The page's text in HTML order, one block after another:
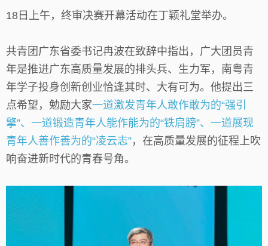
18日上午，终审决赛开幕活动在丁颖礼堂举办。
共青团广东省委书记冉波在致辞中指出，广大团员青
年是推进广东高质量发展的排头兵、生力军，南粤青
年学子投身创新创业恰逢其时、大有可为。他提出三
点希望，勉励大家一道激发青年人敢作敢为的“强引
擎”、一道锻造青年人能作能为的“铁肩膀”、一道展现
青年人善作善为的“凌云志”，在高质量发展的征程上吹
响奋进新时代的青春号角。